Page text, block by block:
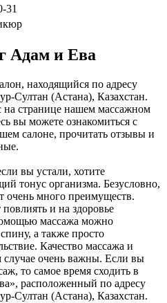
31
Адам и Ева
находящийся по адресу
Султан (Астана), Казахстан.
на странице нашем массажном
вы можете ознакомиться с
салоне, прочитать отзывы и
вы устали, хотите
тонус организма. Безусловно,
очень много преимуществ.
и на здоровье
массажа можно
а также просто
Качество массажа и
случае очень важны. Если вы
то самое время сходить в
расположенный по адресу
Султан (Астана), Казахстан.